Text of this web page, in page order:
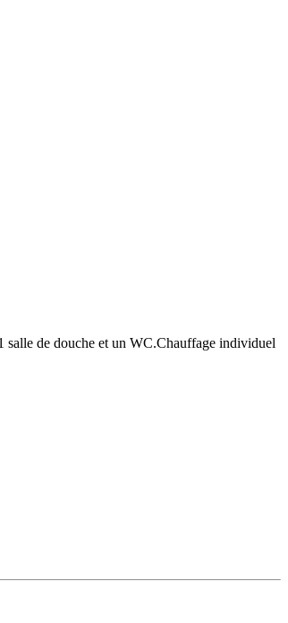
salle de douche et un WC.Chauffage individuel